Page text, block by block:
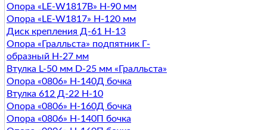
Опора «LE-W1817B» Н-90 мм
Опора «LE-W1817» Н-120 мм
Диск крепления Д-61 Н-13
Опора «Гралльста» подпятник Г-
образный Н-27 мм
Втулка L-50 мм D-25 мм «Гралльста»
Опора «0806» Н-140Д бочка
Втулка 612 Д-22 Н-10
Опора «0806» Н-160Д бочка
Опора «0806» Н-140П бочка